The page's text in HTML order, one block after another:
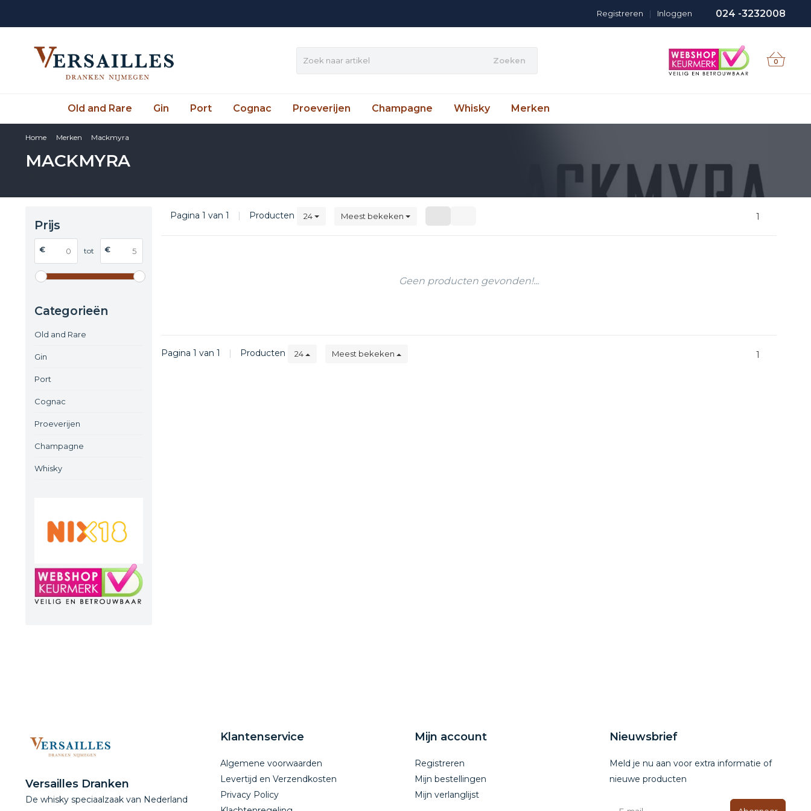
024 -3232008
Inloggen
|
Registreren
Zoeken 0
Old and Rare Gin Port Cognac Proeverijen Champagne Whisky Merken
Home Merken Mackmyra
MACKMYRA
Prijs
€ tot €
Categorieën
Old and Rare
Gin
Port
Cognac
Proeverijen
Champagne
Whisky
Pagina 1 van 1 | Producten 24 Meest bekeken 1
Geen producten gevonden!...
Pagina 1 van 1 | Producten 24 Meest bekeken 1
Versailles Dranken
De whisky speciaalzaak van Nederland
Klantenservice
Algemene voorwaarden
Levertijd en Verzendkosten
Privacy Policy
Mijn account
Registreren
Mijn bestellingen
Mijn verlanglijst
Nieuwsbrief
Meld je nu aan voor extra informatie of
nieuwe producten